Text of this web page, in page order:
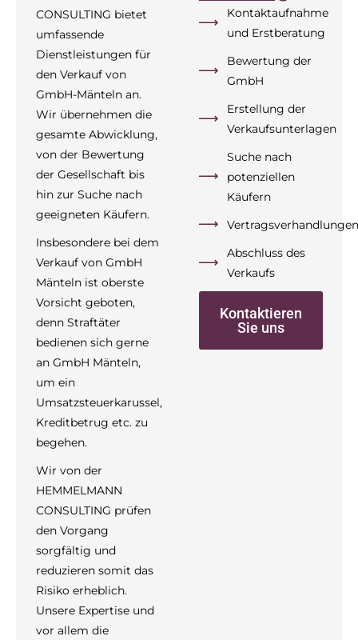
CONSULTING bietet
umfassende
Dienstleistungen für
den Verkauf von
GmbH-Mänteln an.
Wir übernehmen die
gesamte Abwicklung,
von der Bewertung
der Gesellschaft bis
hin zur Suche nach
geeigneten Käufern.
Insbesondere bei dem
Verkauf von GmbH
Mänteln ist oberste
Vorsicht geboten,
denn Straftäter
bedienen sich gerne
an GmbH Mänteln,
um ein
Umsatzsteuerkarussel,
Kreditbetrug etc. zu
begehen.
Wir von der
HEMMELMANN
CONSULTING prüfen
den Vorgang
sorgfältig und
reduzieren somit das
Risiko erheblich.
Unsere Expertise und
vor allem die
Kontaktaufnahme
und Erstberatung
Bewertung der
GmbH
Erstellung der
Verkaufsunterlagen
Suche nach
potenziellen
Käufern
Vertragsverhandlungen
Abschluss des
Verkaufs
Kontaktieren
Sie uns